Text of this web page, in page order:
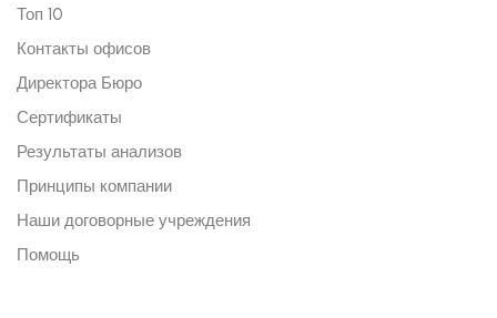
Топ 10
Контакты офисов
Директора Бюро
Сертификаты
Результаты анализов
Принципы компании
Наши договорные учреждения
Помощь